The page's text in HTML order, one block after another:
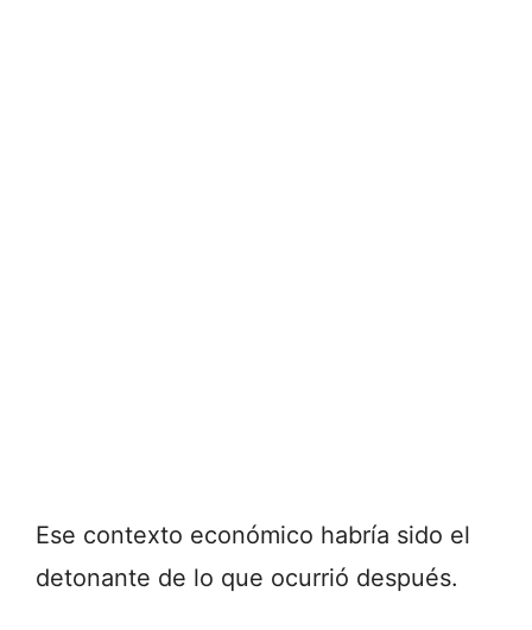
Ese contexto económico habría sido el
detonante de lo que ocurrió después.